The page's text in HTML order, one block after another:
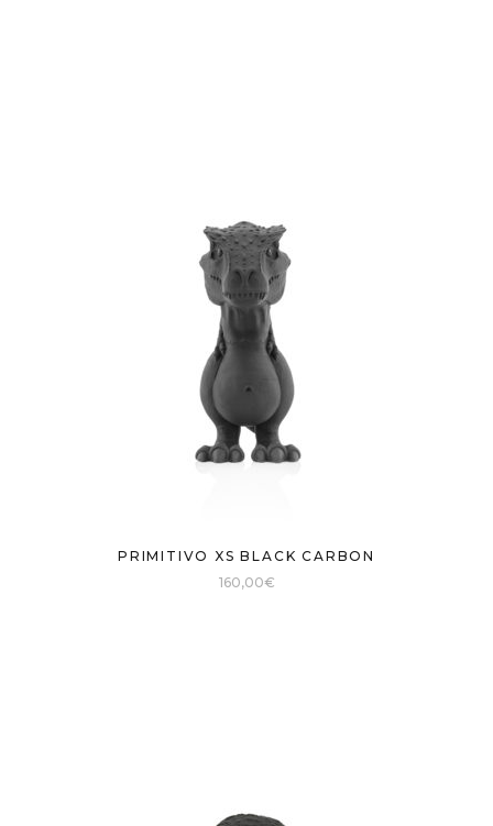
PRIMITIVO XS BLACK CARBON
160,00€